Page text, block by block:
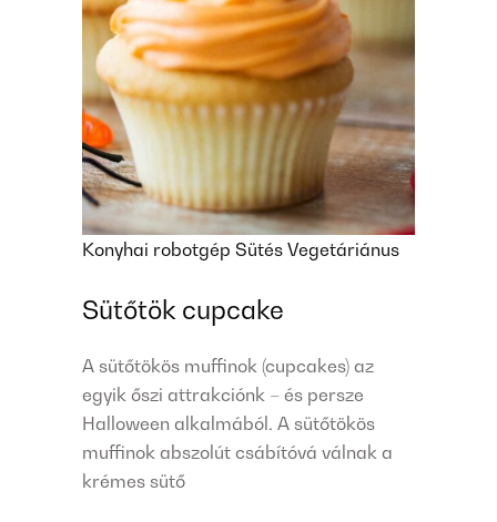
Konyhai robotgép Sütés Vegetáriánus
Sütőtök cupcake
A sütőtökös muffinok (cupcakes) az
egyik őszi attrakciónk – és persze
Halloween alkalmából. A sütőtökös
muffinok abszolút csábítóvá válnak a
krémes sütő